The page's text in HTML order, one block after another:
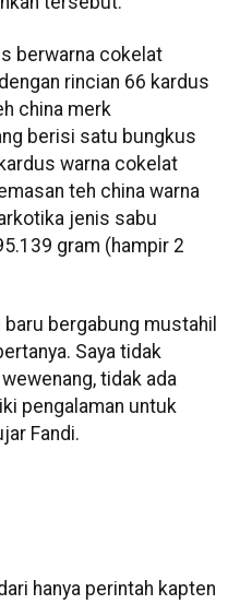
berwarna cokelat
rincian 66 kardus
china merk
berisi satu bungkus
warna cokelat
teh china warna
jenis sabu
gram (hampir 2
baru bergabung mustahil
Saya tidak
tidak ada
pengalaman untuk
Fandi.
hanya perintah kapten